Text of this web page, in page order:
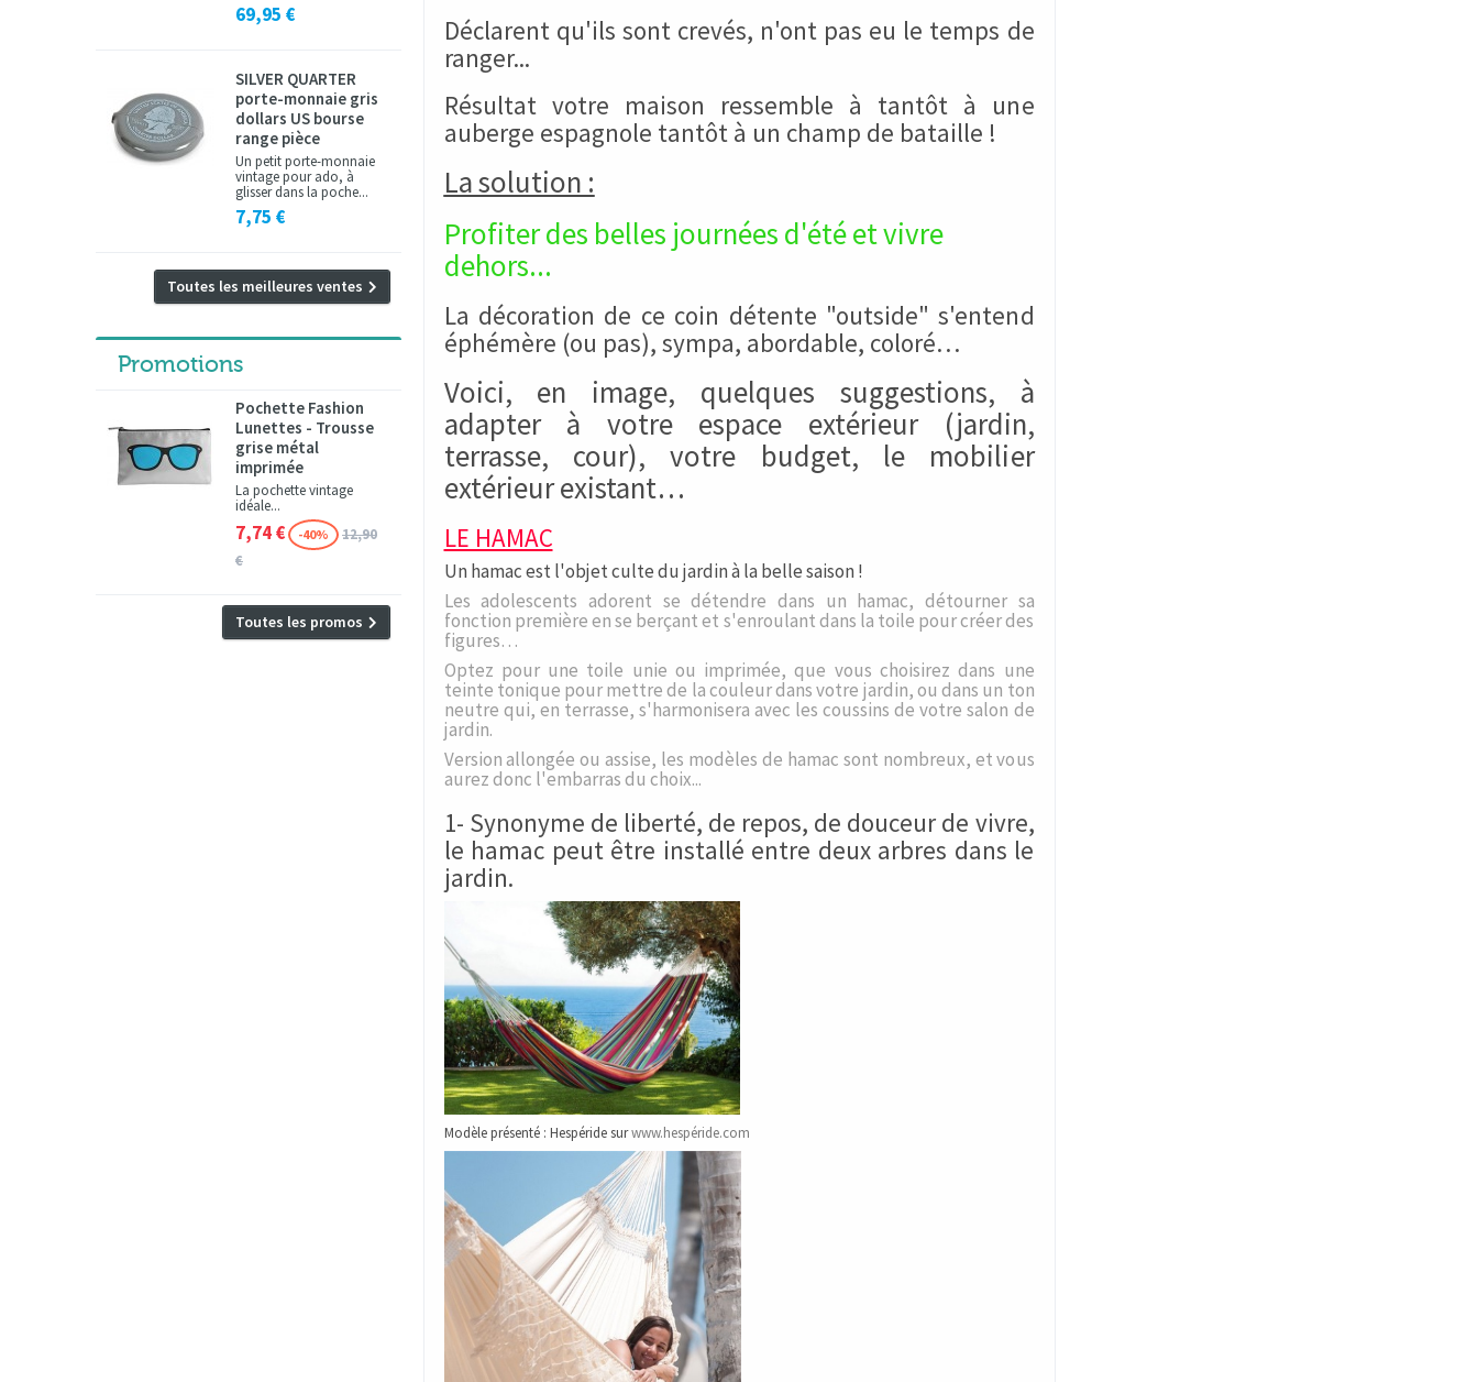
69,95 €
SILVER QUARTER
porte-monnaie gris
dollars US bourse
range pièce
Un petit porte-monnaie
vintage pour ado, à
glisser dans la poche...
7,75 €
Toutes les meilleures ventes
Promotions
Pochette Fashion
Lunettes - Trousse
grise métal
imprimée
La pochette vintage
idéale...
7,74 € -40%
12,90
€
Toutes les promos
Déclarent qu'ils sont crevés, n'ont pas eu le temps de
ranger...
Résultat votre maison ressemble à tantôt à une
auberge espagnole tantôt à un champ de bataille !
La solution :
Profiter des belles journées d'été et vivre
dehors...
La décoration de ce coin détente "outside" s'entend
éphémère (ou pas), sympa, abordable, coloré…
Voici, en image, quelques suggestions, à
adapter à votre espace extérieur (jardin,
terrasse, cour), votre budget, le mobilier
extérieur existant…
LE HAMAC
Un hamac est l'objet culte du jardin à la belle saison !
Les adolescents adorent se détendre dans un hamac, détourner sa
fonction première en se berçant et s'enroulant dans la toile pour créer des
figures…
Optez pour une toile unie ou imprimée, que vous choisirez dans une
teinte tonique pour mettre de la couleur dans votre jardin, ou dans un ton
neutre qui, en terrasse, s'harmonisera avec les coussins de votre salon de
jardin.
Version allongée ou assise, les modèles de hamac sont nombreux, et vous
aurez donc l'embarras du choix...
1- Synonyme de liberté, de repos, de douceur de vivre,
le hamac peut être installé entre deux arbres dans le
jardin.
Modèle présenté : Hespéride sur www.hespéride.com